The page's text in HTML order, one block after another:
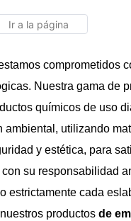
añade
que
de tus
empaque
wagashi.
resistente,
realza la
ceremonia
un toque
ocasiones
comprometidos
Nuestra gama de
químicos de uso
utilizando
y estética, para
su responsabilidad
estrictamente cada
productos de